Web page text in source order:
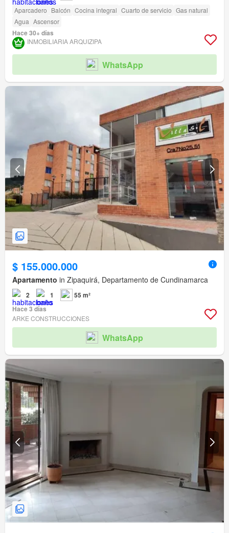
Aparcadero Balcón Cocina integral Cuarto de servicio Gas natural
Agua Ascensor
Hace 30+ días
INMOBILIARIA ARQUIZIPA
WhatsApp
$ 155.000.000
Apartamento in Zipaquirá, Departamento de Cundinamarca
2 1
55 m²
Hace 3 días
ARKE CONSTRUCCIONES
WhatsApp